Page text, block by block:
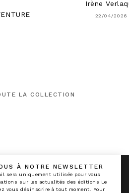
Irène
22/04/2026
LA COLLECTION
À NOTRE NEWSLETTER
sera uniquement utilisée pour vous
sur les actualités des éditions Le
vous désinscrire à tout moment. Pour